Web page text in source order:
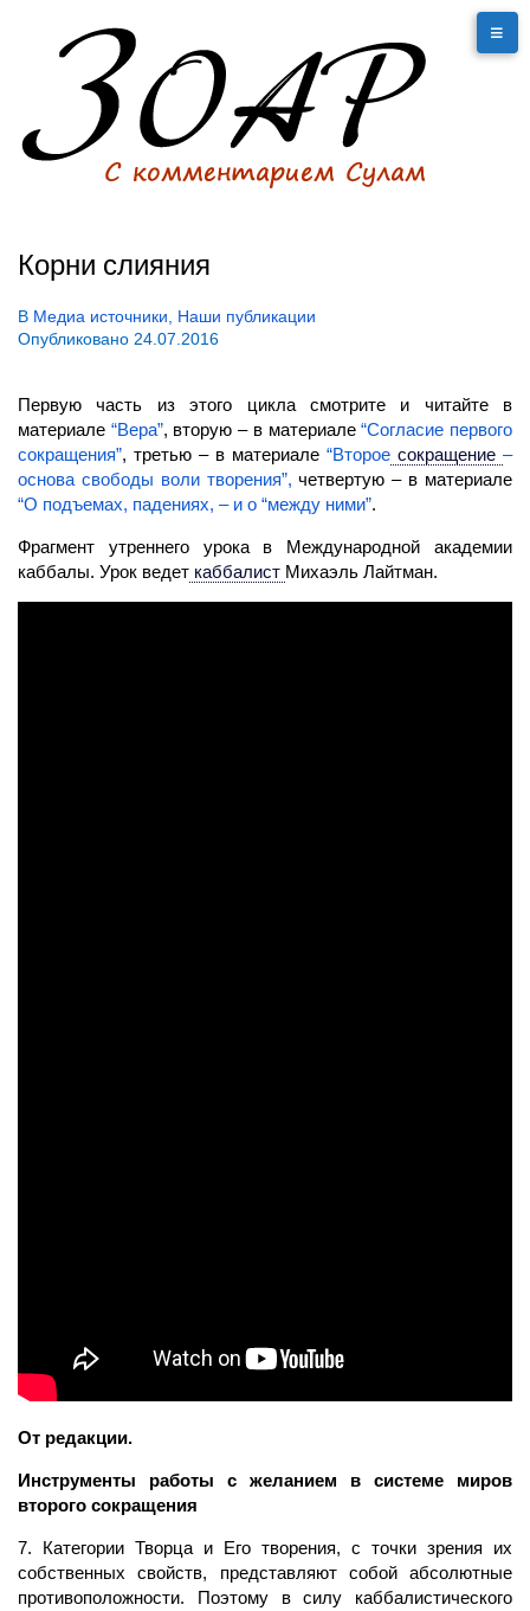
Корни слияния
В Медиа источники
Наши публикации
Опубликовано 24.07.2016
Первую часть из этого цикла смотрите и читайте в
материале “Вера”, вторую – в материале“Согласие первого
сокращения”, третью – в материале “Второе сокращение –
основа свободы воли творения”, четвертую – в материале
“О подъемах, падениях, – и о “между ними”.
Фрагмент утреннего урока в Международной академии
каббалы. Урок ведет каббалист Михаэль Лайтман.
От редакции.
Инструменты работы с желанием в системе миров
второго сокращения
7. Категории Творца и Его творения, с точки зрения их
собственных свойств, представляют собой абсолютные
противоположности. Поэтому в силу каббалистического